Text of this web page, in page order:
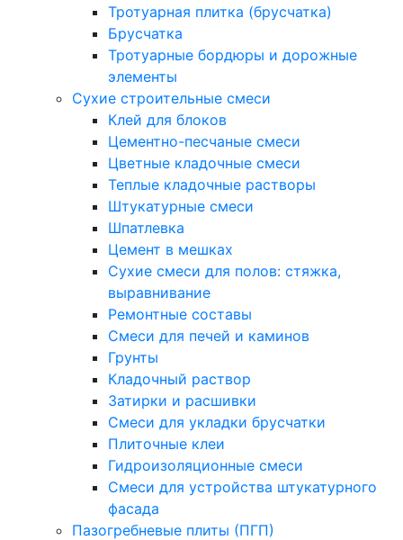
Тротуарная плитка (брусчатка)
Брусчатка
Тротуарные бордюры и дорожные
элементы
Сухие строительные смеси
Клей для блоков
Цементно-песчаные смеси
Цветные кладочные смеси
Теплые кладочные растворы
Штукатурные смеси
Шпатлевка
Цемент в мешках
Сухие смеси для полов: стяжка,
выравнивание
Ремонтные составы
Смеси для печей и каминов
Грунты
Кладочный раствор
Затирки и расшивки
Смеси для укладки брусчатки
Плиточные клеи
Гидроизоляционные смеси
Смеси для устройства штукатурного
фасада
Пазогребневые плиты (ПГП)